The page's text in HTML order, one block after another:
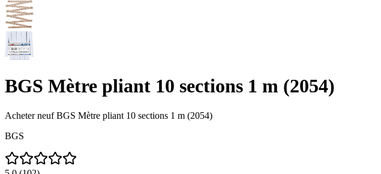
BGS Mètre pliant 10 sections 1 m (2054)
Acheter neuf BGS Mètre pliant 10 sections 1 m (2054)
BGS